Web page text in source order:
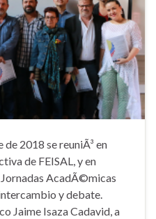
2018 se reuniÃ³ en
de FEISAL, y en
AcadÃ©micas
y debate.
Jaime Isaza Cadavid, a